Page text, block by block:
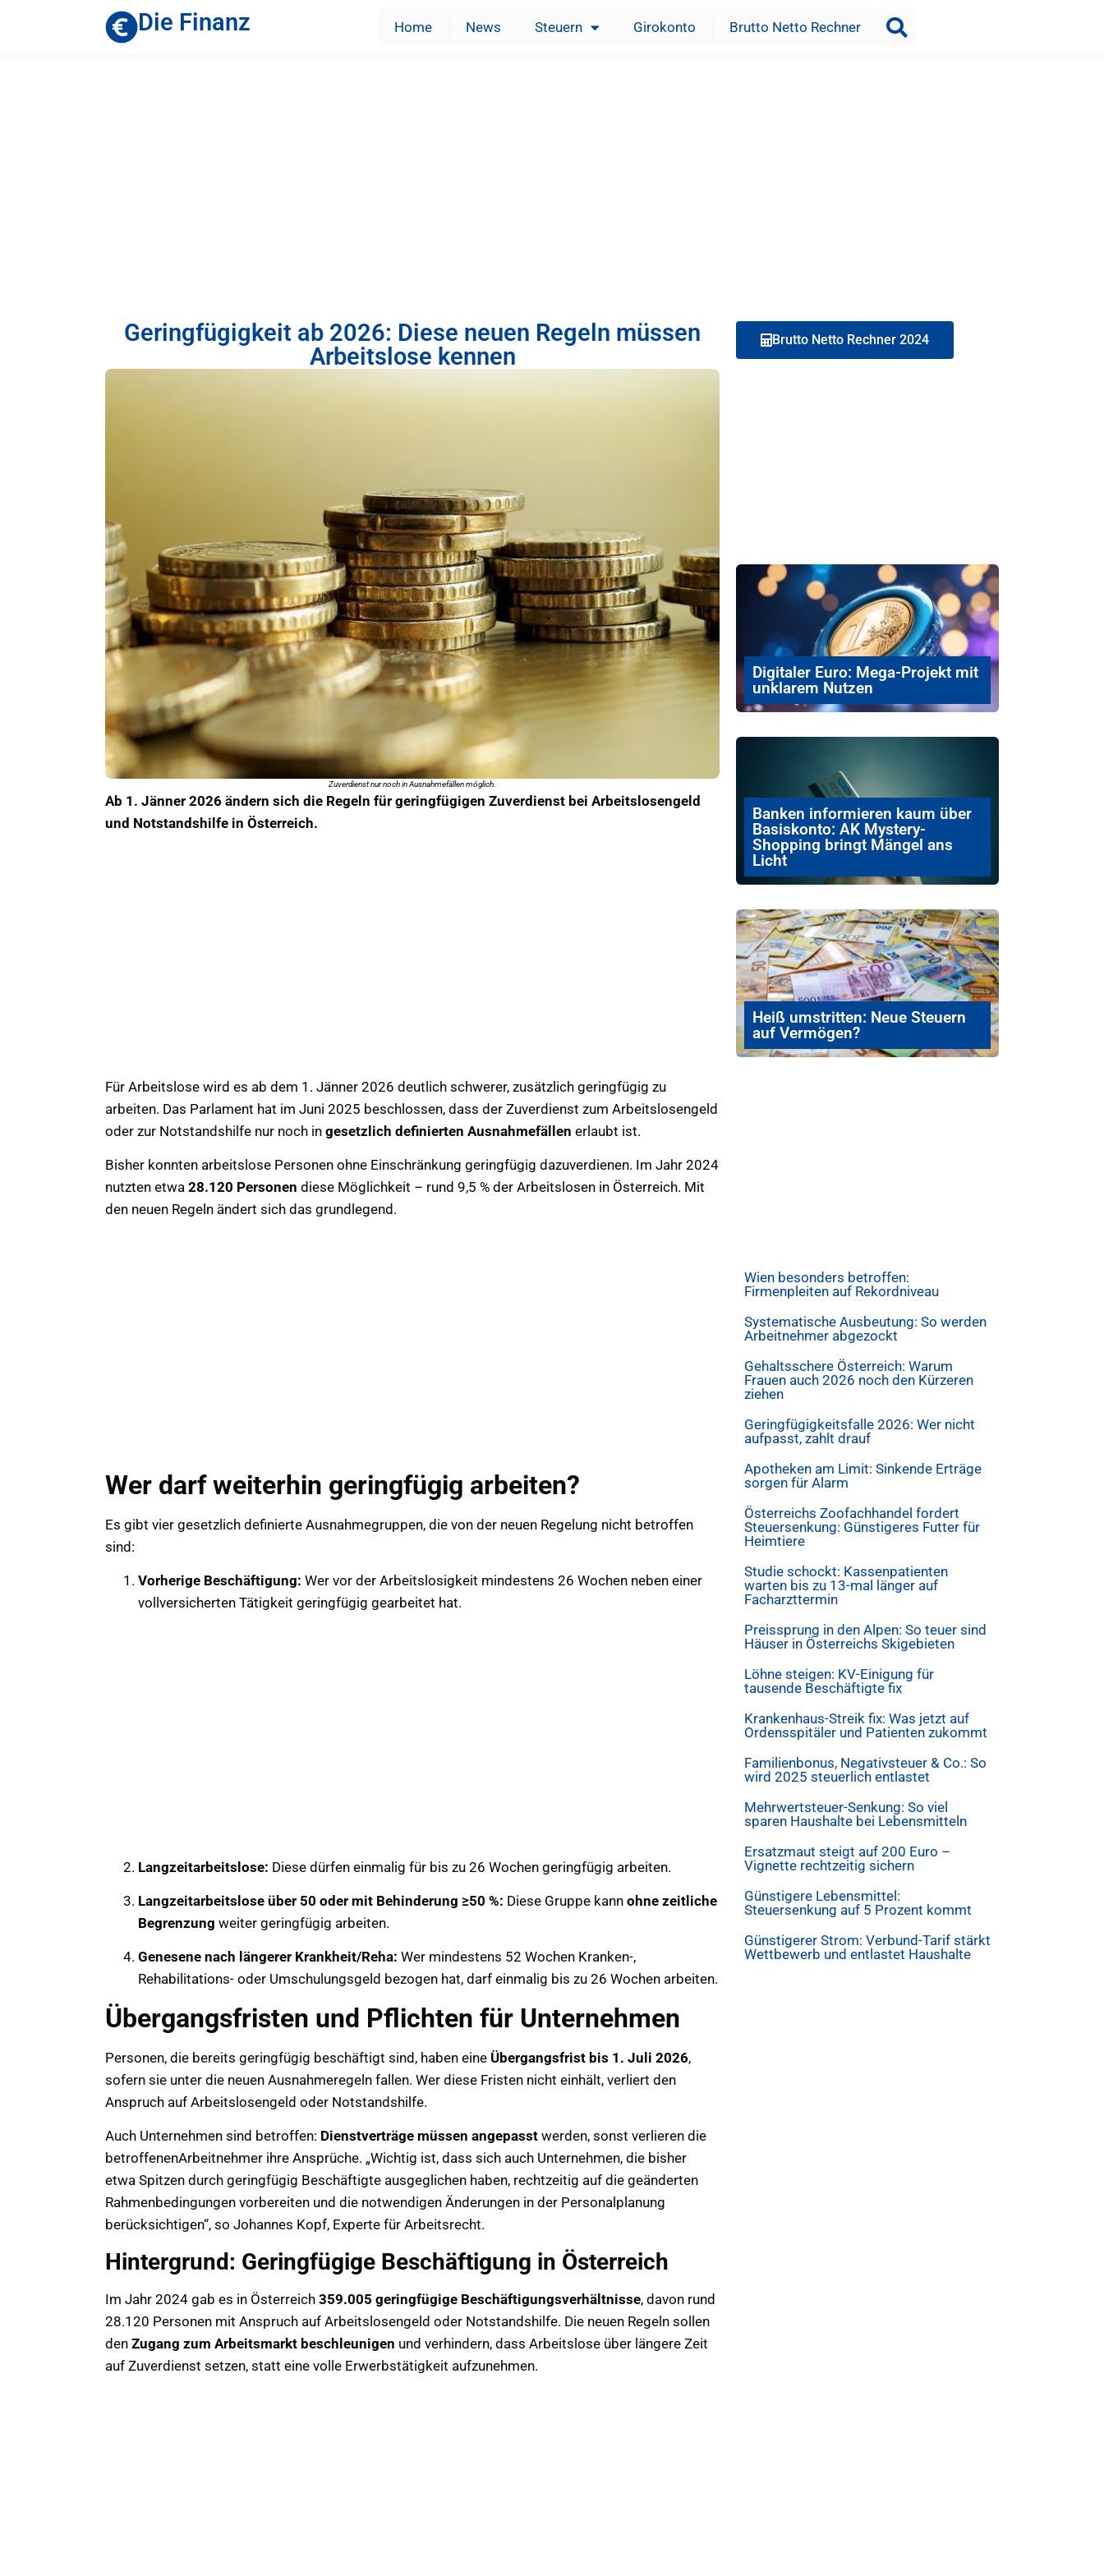
Die Finanz Home News Steuern Girokonto Brutto Netto Rechner
Geringfügigkeit ab 2026: Diese neuen Regeln müssen
Arbeitslose kennen
Zuverdienst nur noch in Ausnahmefällen möglich.
Ab 1. Jänner 2026 ändern sich die Regeln für geringfügigen Zuverdienst bei Arbeitslosengeld
und Notstandshilfe in Österreich.
Für Arbeitslose wird es ab dem 1. Jänner 2026 deutlich schwerer, zusätzlich geringfügig zu
arbeiten. Das Parlament hat im Juni 2025 beschlossen, dass der Zuverdienst zum Arbeitslosengeld
oder zur Notstandshilfe nur noch in gesetzlich definierten Ausnahmefällen erlaubt ist.
Bisher konnten arbeitslose Personen ohne Einschränkung geringfügig dazuverdienen. Im Jahr 2024
nutzten etwa 28.120 Personen diese Möglichkeit – rund 9,5 % der Arbeitslosen in Österreich. Mit
den neuen Regeln ändert sich das grundlegend.
Wer darf weiterhin geringfügig arbeiten?
Es gibt vier gesetzlich definierte Ausnahmegruppen, die von der neuen Regelung nicht betroffen
sind:
Vorherige Beschäftigung: Wer vor der Arbeitslosigkeit mindestens 26 Wochen neben einer
vollversicherten Tätigkeit geringfügig gearbeitet hat.
Langzeitarbeitslose: Diese dürfen einmalig für bis zu 26 Wochen geringfügig arbeiten.
Langzeitarbeitslose über 50 oder mit Behinderung ≥50 %: Diese Gruppe kann ohne zeitliche
Begrenzung weiter geringfügig arbeiten.
Genesene nach längerer Krankheit/Reha: Wer mindestens 52 Wochen Kranken-,
Rehabilitations- oder Umschulungsgeld bezogen hat, darf einmalig bis zu 26 Wochen arbeiten.
Übergangsfristen und Pflichten für Unternehmen
Personen, die bereits geringfügig beschäftigt sind, haben eine Übergangsfrist bis 1. Juli 2026,
sofern sie unter die neuen Ausnahmeregeln fallen. Wer diese Fristen nicht einhält, verliert den
Anspruch auf Arbeitslosengeld oder Notstandshilfe.
Auch Unternehmen sind betroffen: Dienstverträge müssen angepasst werden, sonst verlieren die
betroffenenArbeitnehmer ihre Ansprüche. „Wichtig ist, dass sich auch Unternehmen, die bisher
etwa Spitzen durch geringfügig Beschäftigte ausgeglichen haben, rechtzeitig auf die geänderten
Rahmenbedingungen vorbereiten und die notwendigen Änderungen in der Personalplanung
berücksichtigen“, so Johannes Kopf, Experte für Arbeitsrecht.
Hintergrund: Geringfügige Beschäftigung in Österreich
Im Jahr 2024 gab es in Österreich 359.005 geringfügige Beschäftigungsverhältnisse, davon rund
28.120 Personen mit Anspruch auf Arbeitslosengeld oder Notstandshilfe. Die neuen Regeln sollen
den Zugang zum Arbeitsmarkt beschleunigen und verhindern, dass Arbeitslose über längere Zeit
auf Zuverdienst setzen, statt eine volle Erwerbstätigkeit aufzunehmen.
Brutto Netto Rechner 2024
Digitaler Euro: Mega-Projekt mit
unklarem Nutzen
Banken informieren kaum über
Basiskonto: AK Mystery-
Shopping bringt Mängel ans
Licht
Heiß umstritten: Neue Steuern
auf Vermögen?
Wien besonders betroffen:
Firmenpleiten auf Rekordniveau
Systematische Ausbeutung: So werden
Arbeitnehmer abgezockt
Gehaltsschere Österreich: Warum
Frauen auch 2026 noch den Kürzeren
ziehen
Geringfügigkeitsfalle 2026: Wer nicht
aufpasst, zahlt drauf
Apotheken am Limit: Sinkende Erträge
sorgen für Alarm
Österreichs Zoofachhandel fordert
Steuersenkung: Günstigeres Futter für
Heimtiere
Studie schockt: Kassenpatienten
warten bis zu 13-mal länger auf
Facharzttermin
Preissprung in den Alpen: So teuer sind
Häuser in Österreichs Skigebieten
Löhne steigen: KV-Einigung für
tausende Beschäftigte fix
Krankenhaus-Streik fix: Was jetzt auf
Ordensspitäler und Patienten zukommt
Familienbonus, Negativsteuer & Co.: So
wird 2025 steuerlich entlastet
Mehrwertsteuer-Senkung: So viel
sparen Haushalte bei Lebensmitteln
Ersatzmaut steigt auf 200 Euro –
Vignette rechtzeitig sichern
Günstigere Lebensmittel:
Steuersenkung auf 5 Prozent kommt
Günstigerer Strom: Verbund-Tarif stärkt
Wettbewerb und entlastet Haushalte